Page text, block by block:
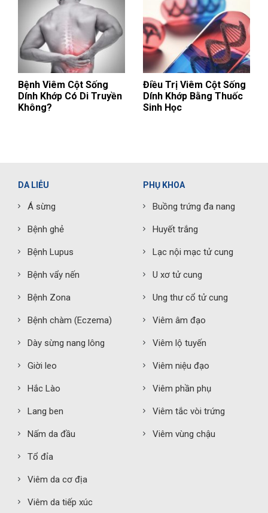
Bệnh Viêm Cột Sống
Dính Khớp Có Di Truyền
Không?
Điều Trị Viêm Cột Sống
Dính Khớp Bằng Thuốc
Sinh Học
DA LIỄU
Á sừng
Bệnh ghẻ
Bệnh Lupus
Bệnh vẩy nến
Bệnh Zona
Bệnh chàm (Eczema)
Dày sừng nang lông
Giời leo
Hắc Lào
Lang ben
Nấm da đầu
Tổ đỉa
Viêm da cơ địa
Viêm da tiếp xúc
PHỤ KHOA
Buồng trứng đa nang
Huyết trắng
Lạc nội mạc tử cung
U xơ tử cung
Ung thư cổ tử cung
Viêm âm đạo
Viêm lộ tuyến
Viêm niệu đạo
Viêm phần phụ
Viêm tắc vòi trứng
Viêm vùng chậu